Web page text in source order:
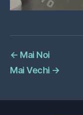
← Mai Noi
Mai Vechi →